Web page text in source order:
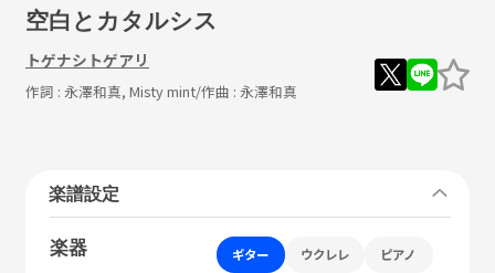
空白とカタルシス
トゲナシトゲアリ
作詞 : 永澤和真, Misty mint/作曲 : 永澤和真
楽譜設定
楽器 ギター ウクレレ ピアノ